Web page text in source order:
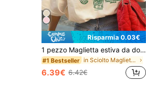
Risparmia 0.03€
1 pezzo Maglietta estiva da donna ampia a maniche corte, stampa bicchiere da cocktail Gin Tonic Club, cubetti di ghiaccio, fetta di lime, adatta per vacanze, ufficio, uscite, uso quotidiano, appuntamenti, feste, raduni, abbigliamento da strada. Maglietta da vacanza. Casual
#1 Bestseller in Sciolto Magliette casual basic
6.39€ 6.42€